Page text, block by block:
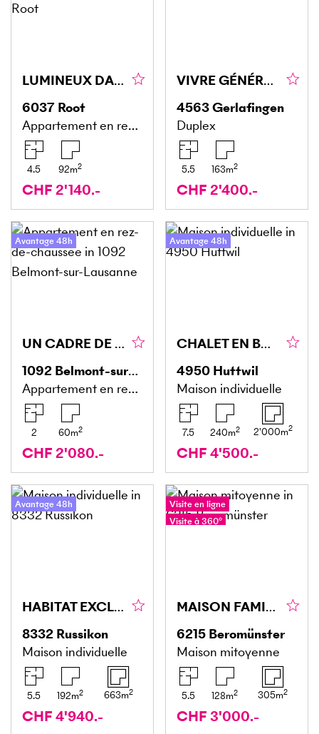
LUMINEUX DANS UN EMPLACEMENT IDÉAL
6037 Root
Appartement en rez-de-chaussée
4.5 92m2
CHF 2'140.-
VIVRE GÉNÉREUSEMENT SUR DEUX ÉTAGES AVEC JARDIN
4563Gerlafingen
Duplex
5.5 163m2
CHF 2'400.-
Avantage 48h
UN CADRE DE VIE PAISIBLE ENTRE CONFORT ET NATURE
1092 Belmont-sur-Lausanne
Appartement en rez-de-chaussée
2 60m2
CHF 2'080.-
Avantage 48h
CHALET EN BOIS EXCLUSIF AVEC ÉTANG DE BAIGNADE
4950 Huttwil
Maison individuelle
7.5 240m2 2'000m2
CHF 4'500.-
Avantage 48h
HABITAT EXCLUSIF AVEC GRAND JARDIN
8332 Russikon
Maison individuelle
5.5 192m2 663m2
CHF 4'940.-
Visite en ligne
Visite à 360°
MAISON FAMILIALE AVEC BEAUCOUP DE CONFORT
6215 Beromünster
Maison mitoyenne
5.5 128m2 305m2
CHF 3'000.-